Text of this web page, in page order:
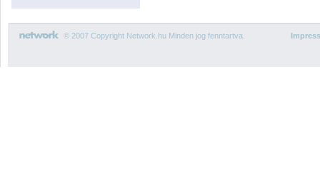
© 2007 Copyright Network.hu Minden jog fenntartva.